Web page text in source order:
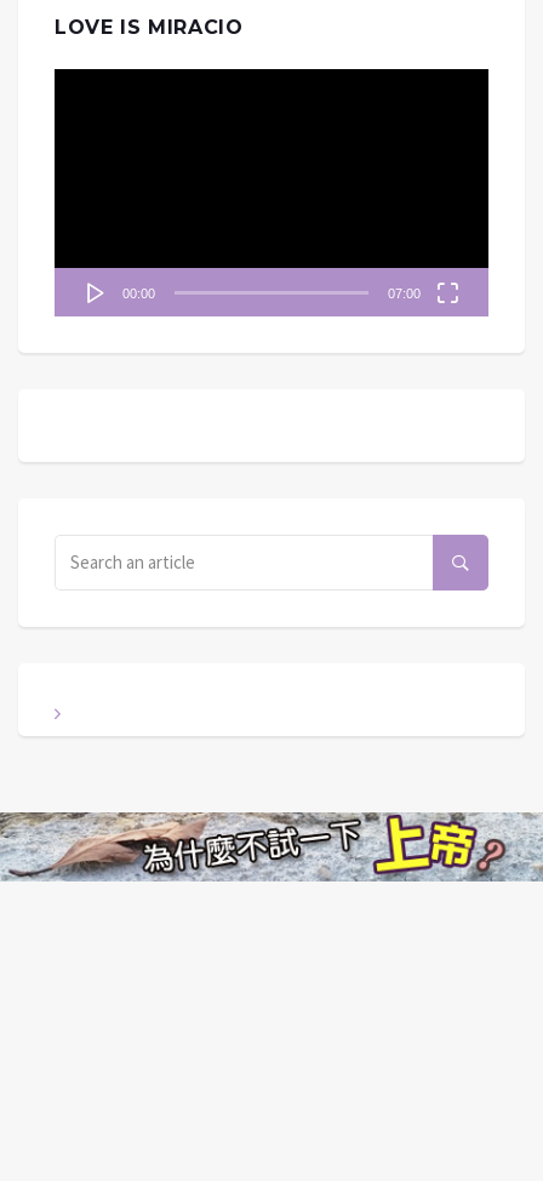
LOVE IS MIRACIO
00:00 07:00